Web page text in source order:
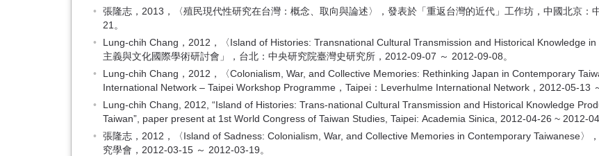
張隆志，2013，〈殖民現代性研究在台灣：概念、取向與論述〉，發表於「重返台灣的近代」工作坊，中國北京
21。
Lung-chih Chang，2012，〈Island of Histories: Transnational Cultural Transmission and Historical Knowledge
主義與文化國際學術研討會」，台北：中央研究院臺灣史研究所，2012-09-07 ～ 2012-09-08。
Lung-chih Chang，2012，〈Colonialism, War, and Collective Memories: Rethinking Japan in Contemporary
International Network – Taipei Workshop Programme，Taipei：Leverhulme International Network，2012-05-13
Lung-chih Chang, 2012, “Island of Histories: Trans-national Cultural Transmission and Historical Knowledge
Taiwan”, paper present at 1st World Congress of Taiwan Studies, Taipei: Academia Sinica, 2012-04-26 ~ 2012-
張隆志，2012，〈Island of Sadness: Colonialism, War, and Collective Memories in Contemporary Taiwanese〉
究學會，2012-03-15 ～ 2012-03-19。